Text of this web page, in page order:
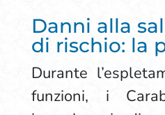
Danni alla
di rischio: la
Durante
funzioni, i